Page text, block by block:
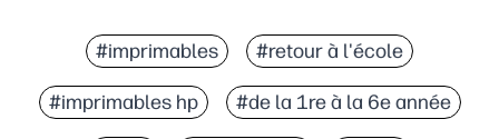
#imprimables #retour à l'école
#imprimables hp #de la 1re à la 6e année